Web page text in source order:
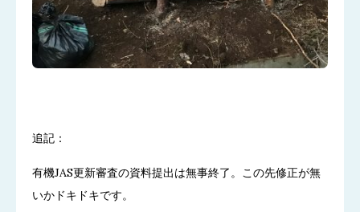
追記：
有機JAS更新審査の資料提出は無事終了。この先修正が無
いかドキドキです。